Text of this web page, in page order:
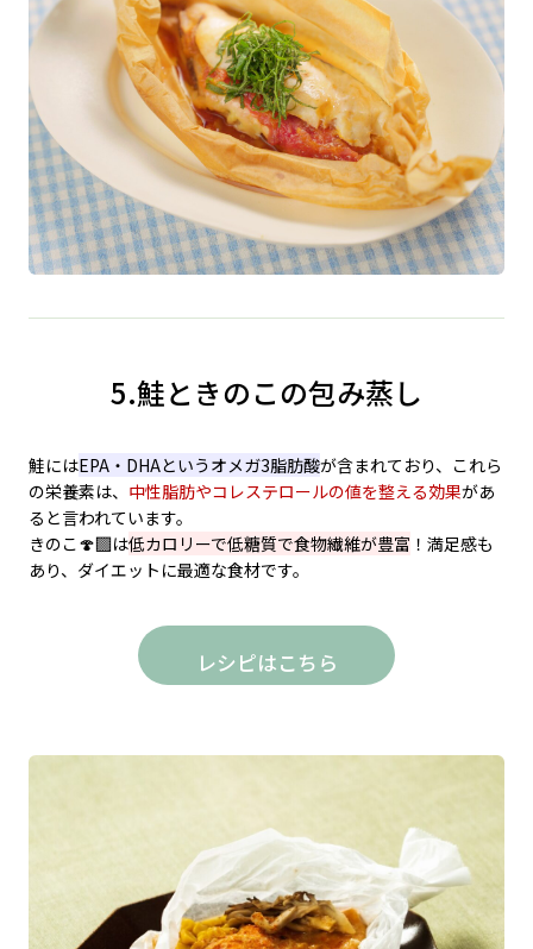
5.鮭ときのこの包み蒸し
鮭にはEPA・DHAというオメガ3脂肪酸が含まれており、これら
の栄養素は、 中性脂肪やコレステロールの値を整える効果があ
ると言われています。
きのこ🍄‍🟫は低カロリーで低糖質で食物繊維が豊富 ！満足感も
あり、ダイエットに最適な食材です。
レシピはこちら